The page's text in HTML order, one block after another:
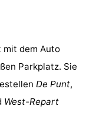
mit dem Auto
Parkplatz. Sie
De Punt,
West-Repart